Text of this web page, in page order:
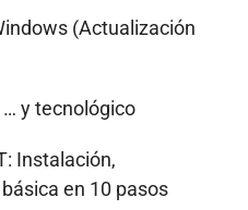
(Actualización
y tecnológico
Instalación,
en 10 pasos